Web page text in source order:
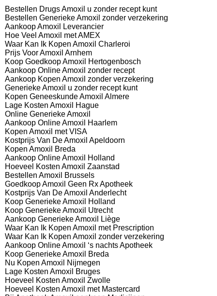
Bestellen Drugs Amoxil u zonder recept kunt
Bestellen Generieke Amoxil zonder verzekering
Aankoop Amoxil Leverancier
Hoe Veel Amoxil met AMEX
Waar Kan Ik Kopen Amoxil Charleroi
Prijs Voor Amoxil Arnhem
Koop Goedkoop Amoxil Hertogenbosch
Aankoop Online Amoxil zonder recept
Aankoop Kopen Amoxil zonder verzekering
Generieke Amoxil u zonder recept kunt
Kopen Geneeskunde Amoxil Almere
Lage Kosten Amoxil Hague
Online Generieke Amoxil
Aankoop Online Amoxil Haarlem
Kopen Amoxil met VISA
Kostprijs Van De Amoxil Apeldoorn
Kopen Amoxil Breda
Aankoop Online Amoxil Holland
Hoeveel Kosten Amoxil Zaanstad
Bestellen Amoxil Brussels
Goedkoop Amoxil Geen Rx Apotheek
Kostprijs Van De Amoxil Anderlecht
Koop Generieke Amoxil Holland
Koop Generieke Amoxil Utrecht
Aankoop Generieke Amoxil Liège
Waar Kan Ik Kopen Amoxil met Prescription
Waar Kan Ik Kopen Amoxil zonder verzekering
Aankoop Online Amoxil ‘s nachts Apotheek
Koop Generieke Amoxil Breda
Nu Kopen Amoxil Nijmegen
Lage Kosten Amoxil Bruges
Hoeveel Kosten Amoxil Zwolle
Hoeveel Kosten Amoxil met Mastercard